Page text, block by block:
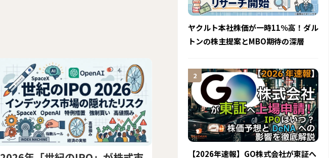
ヤクルト本社株価が一時11％高！ダル
トンの株主提案とMBO期待の深層
【2026年速報】GO株式会社が東証へ